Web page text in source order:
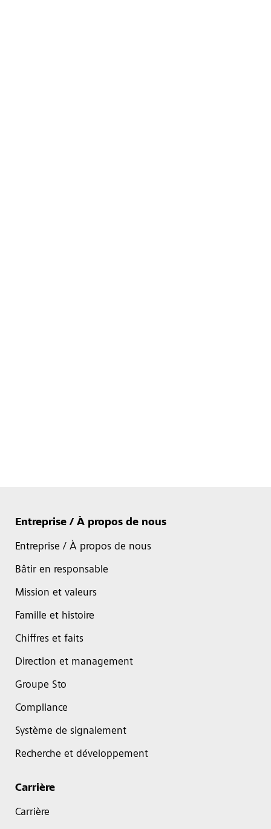
Entreprise / À propos de nous
Entreprise / À propos de nous
Bâtir en responsable
Mission et valeurs
Famille et histoire
Chiffres et faits
Direction et management
Groupe Sto
Compliance
Système de signalement
Recherche et développement
Carrière
Carrière